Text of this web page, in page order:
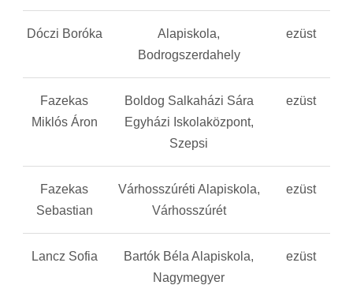
Dóczi Boróka
Alapiskola,
Bodrogszerdahely
ezüst
Fazekas
Miklós Áron
Boldog Salkaházi Sára
Egyházi Iskolaközpont,
Szepsi
ezüst
Fazekas
Sebastian
Várhosszúréti Alapiskola,
Várhosszúrét
ezüst
Lancz Sofia
Bartók Béla Alapiskola,
Nagymegyer
ezüst